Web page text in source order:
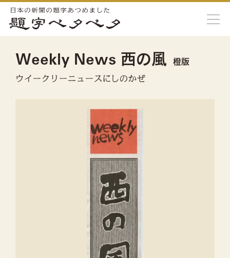
Weekly News 西の風 橙版
ウイークリーニュースにしのかぜ